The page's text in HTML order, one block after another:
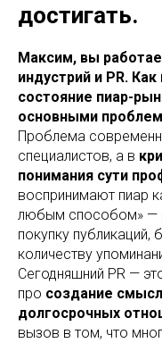
достигать.
Максим, вы
индустрий и PR.
состояние пиар-
основными
Проблема
специалистов, а в
понимания сути
воспринимают пиар
любым способом» —
покупку публикаций,
количеству
Сегодняшний PR —
про создание
долгосрочных
вызов в том, что